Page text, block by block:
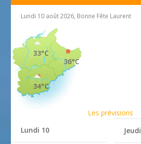
Lundi 10 août 2026, Bonne Fête Laurent
36°C
33°C
34°C
Les prévisions
Lundi 10